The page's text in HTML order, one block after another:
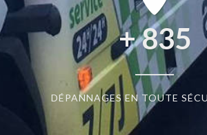
+835
DÉPANNAGES EN TOUTE